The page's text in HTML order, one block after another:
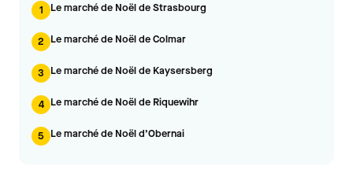
1 Le marché de Noël de Strasbourg
2 Le marché de Noël de Colmar
3 Le marché de Noël de Kaysersberg
4 Le marché de Noël de Riquewihr
5 Le marché de Noël d’Obernai